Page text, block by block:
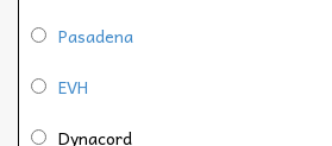
Pasadena
EVH
Dynacord